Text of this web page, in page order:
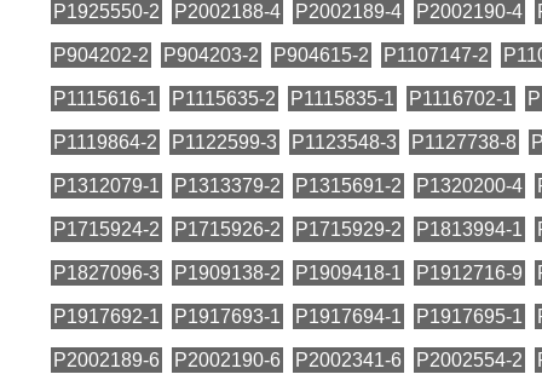
P1925550-2 P2002188-4 P2002189-4 P2002190-4
P904202-2 P904203-2 P904615-2 P1107147-2
P1115616-1 P1115635-2 P1115835-1 P1116702-1
P1119864-2 P1122599-3 P1123548-3 P1127738-8
P1312079-1 P1313379-2 P1315691-2 P1320200-4
P1715924-2 P1715926-2 P1715929-2 P1813994-1
P1827096-3 P1909138-2 P1909418-1 P1912716-9
P1917692-1 P1917693-1 P1917694-1 P1917695-1
P2002189-6 P2002190-6 P2002341-6 P2002554-2